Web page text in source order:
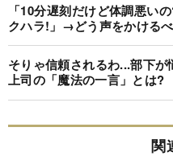
「10分遅刻だけど体調悪い
クハラ!」→どう声をかける
そりゃ信頼されるわ...部下
上司の「魔法の一言」とは?
関